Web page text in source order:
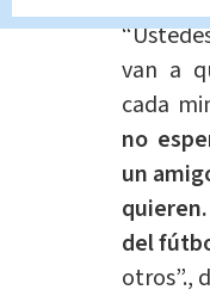
van a
cada
no
un
del
otros”.,